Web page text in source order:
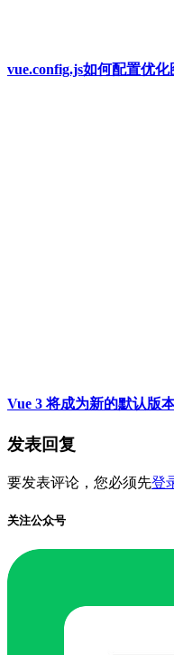
vue.config.js如何配置优
Vue 3 将成为新的默认版
发表回复
要发表评论，您必须先登
关注公众号